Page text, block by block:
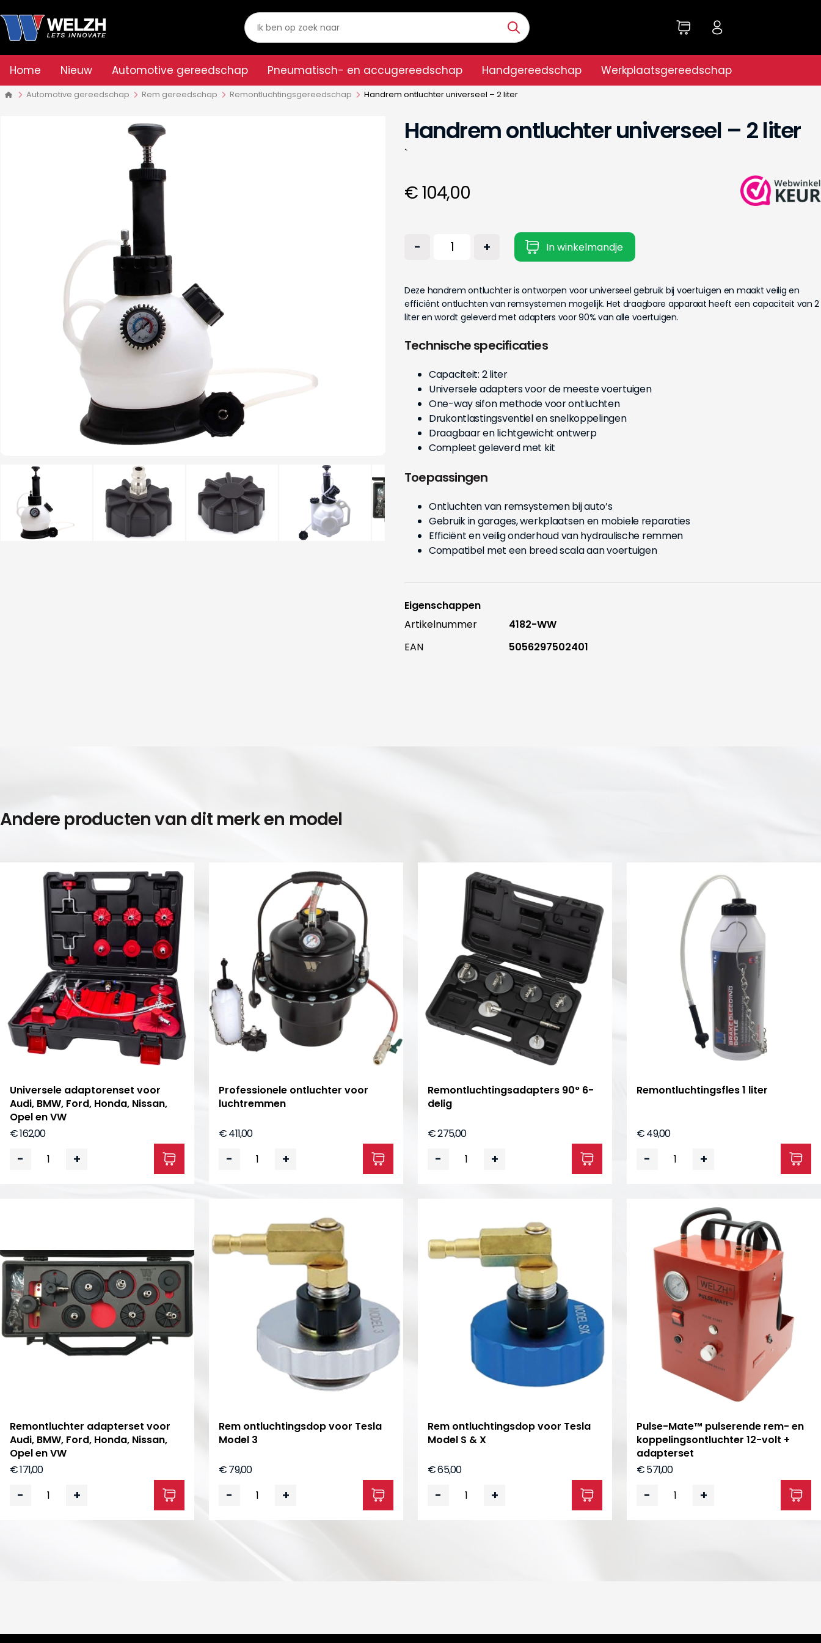
Home Nieuw Automotive gereedschap Pneumatisch- en accugereedschap Handgereedschap Werkplaatsgereedschap
Automotive gereedschap Rem gereedschap Remontluchtingsgereedschap Handrem ontluchter universeel – 2 liter
Handrem ontluchter universeel – 2 liter
`
€ 104,00
- + In winkelmandje
Deze handrem ontluchter is ontworpen voor universeel gebruik bij voertuigen en maakt veilig en
efficiënt ontluchten van remsystemen mogelijk. Het draagbare apparaat heeft een capaciteit van 2
liter en wordt geleverd met adapters voor 90% van alle voertuigen.
Technische specificaties
Capaciteit: 2 liter
Universele adapters voor de meeste voertuigen
One-way sifon methode voor ontluchten
Drukontlastingsventiel en snelkoppelingen
Draagbaar en lichtgewicht ontwerp
Compleet geleverd met kit
Toepassingen
Ontluchten van remsystemen bij auto’s
Gebruik in garages, werkplaatsen en mobiele reparaties
Efficiënt en veilig onderhoud van hydraulische remmen
Compatibel met een breed scala aan voertuigen
Eigenschappen
Artikelnummer
4182-WW
EAN
5056297502401
Andere producten van dit merk en model
Universele adaptorenset voor
Audi, BMW, Ford, Honda, Nissan,
Opel en VW
€ 162,00
- +
Professionele ontluchter voor
luchtremmen
€ 411,00
- +
Remontluchtingsadapters 90° 6-
delig
€ 275,00
- +
Remontluchtingsfles 1 liter
€ 49,00
- +
Remontluchter adapterset voor
Audi, BMW, Ford, Honda, Nissan,
Opel en VW
€ 171,00
- +
Rem ontluchtingsdop voor Tesla
Model 3
€ 79,00
- +
Rem ontluchtingsdop voor Tesla
Model S & X
€ 65,00
- +
Pulse-Mate™ pulserende rem- en
koppelingsontluchter 12-volt +
adapterset
€ 571,00
- +